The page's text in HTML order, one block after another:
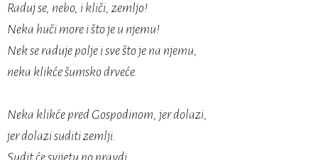
Raduj se, nebo, i kliči, zemljo!
Neka huči more i što je u njemu!
Nek se raduje polje i sve što je na njemu,
neka klikće šumsko drveće.
Neka klikće pred Gospodinom, jer dolazi,
jer dolazi suditi zemlji.